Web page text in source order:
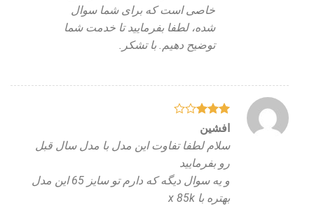
خاصی است که برای شما سوال
شده، لطفا بفرمایید تا خدمت شما
توضیح دهیم. با تشکر.
نمره
افشین
سلام لطفا تفاوت این مدل با مدل سال قبل
رو بفرمایید
و یه سوال دیگه که دارم تو سایز 65 این مدل
بهتره با x 85k